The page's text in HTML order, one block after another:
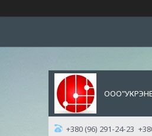
+380 (96) 291-24-23